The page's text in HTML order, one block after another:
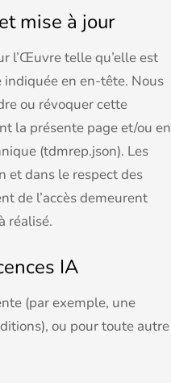
mise à jour
l’Œuvre telle qu’elle est
en en‑tête. Nous
ou révoquer cette
la présente page et/ou en
(tdmrep.json). Les
et dans le respect des
de l’accès demeurent
réalisé.
IA
(par exemple, une
ou pour toute autre